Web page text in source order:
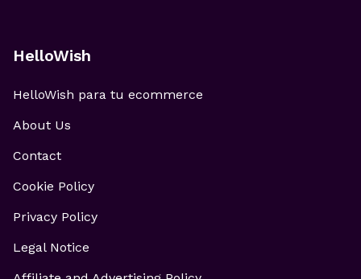
HelloWish
HelloWish para tu ecommerce
About Us
Contact
Cookie Policy
Privacy Policy
Legal Notice